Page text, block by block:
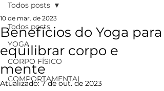
Todos posts
YOGA
CORPO FÍSICO
COMPORTAMENTAL
Todos posts
Benefícios do Yoga para
equilibrar corpo e
mente
10 de mar. de 2023
Atualizado:7 de out. de 2023